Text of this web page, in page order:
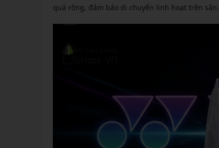
quá rộng, đảm bảo di chuyển linh hoạt trên sân.